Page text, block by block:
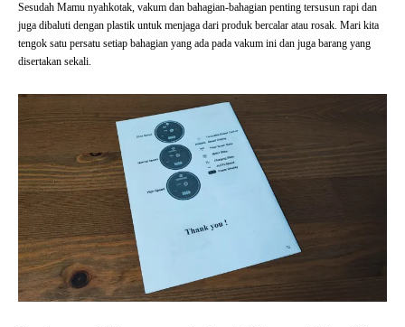
Sesudah Mamu nyahkotak, vakum dan bahagian-bahagian penting tersusun rapi dan
juga dibaluti dengan plastik untuk menjaga dari produk bercalar atau rosak. Mari kita
tengok satu persatu setiap bahagian yang ada pada vakum ini dan juga barang yang
disertakan sekali.